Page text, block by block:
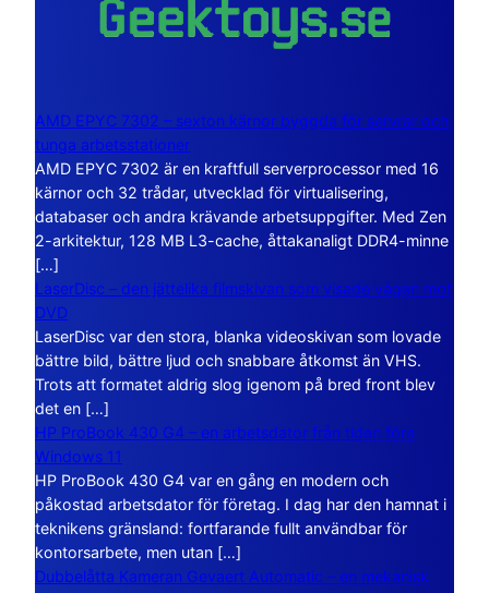
AMD EPYC 7302 – sexton kärnor byggda för servrar och
tunga arbetsstationer
AMD EPYC 7302 är en kraftfull serverprocessor med 16
kärnor och 32 trådar, utvecklad för virtualisering,
databaser och andra krävande arbetsuppgifter. Med Zen
2-arkitektur, 128 MB L3-cache, åttakanaligt DDR4-minne
[…]
LaserDisc – den jättelika filmskivan som visade vägen mot
DVD
LaserDisc var den stora, blanka videoskivan som lovade
bättre bild, bättre ljud och snabbare åtkomst än VHS.
Trots att formatet aldrig slog igenom på bred front blev
det en […]
HP ProBook 430 G4 – en arbetsdator från tiden före
Windows 11
HP ProBook 430 G4 var en gång en modern och
påkostad arbetsdator för företag. I dag har den hamnat i
teknikens gränsland: fortfarande fullt användbar för
kontorsarbete, men utan […]
Dubbelåtta Kameran Gevaert Automatic – en mekanisk